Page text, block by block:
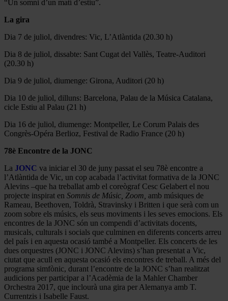
“Un somni d’un matí d’estiu”.
La gira
Dia 7 de juliol, divendres: Vic, L’Atlàntida (20.30 h)
Dia 8 de juliol, dissabte: Sant Cugat del Vallès, Teatre-Auditori
(20.30 h)
Dia 9 de juliol, diumenge: Girona, Auditori (20 h)
Dia 10 de juliol, dilluns: Barcelona, Palau de la Música Catalana,
cicle Estiu al Palau (21 h)
Dia 16 de juliol, diumenge: Montpeller, Le Corum Palais des
Congrès-Opéra Berlioz, Festival de Radio France (20 h)
78è Encontre de la JONC
La JONC va iniciar el 30 de juny passat el seu 78è encontre a
l’Atlàntida de Vic, un cop acabada l’activitat formativa de la JONC
Alevins –que ha treballat amb el coreògraf Cesc Gelabert el nou
projecte inspirat en Somnis de Músic, Zoom, amb músiques de
Rameau, Beethoven, Toldrà, Stravinsky i Britten i que serà com un
zoom sobre els músics, els seus moviments i les seves emocions. Els
encontres de la JONC són un compendi d’activitats docents,
musicals, culturals i socials que culminen en diferents concerts arreu
del país i en aquesta ocasió també a Montpeller. Els concerts de les
dues orquestres (JONC i JONC Alevins) s’han presentat a Vic,
ciutat que acull en aquesta ocasió els encontres de treball. A més del
programa simfònic, durant l’encontre de la JONC s’han realitzat
audicions per participar a l’Acadèmia de la Mahler Chamber
Orchestra 2017, que inclourà una gira per Alemanya amb T.
Currentzis i Isabelle Faust.